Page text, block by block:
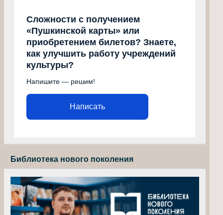
Сложности с получением
«Пушкинской карты» или
приобретением билетов? Знаете,
как улучшить работу учреждений
культуры?
Напишите — решим!
Написать
Библиотека нового поколения